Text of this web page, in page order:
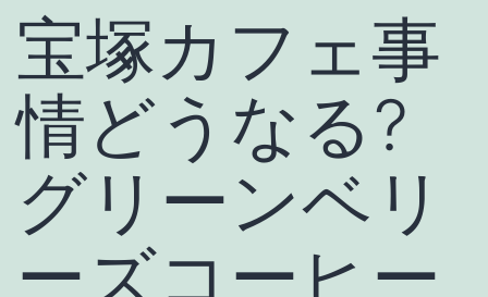
プ宝塚カフェ事
情どうなる?
グリーンベリ
ーズコーヒー